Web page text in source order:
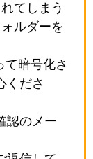
てしまう
ルダーを
暗号化さ
くださ
認のメー